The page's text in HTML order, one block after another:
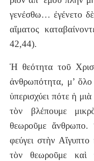
γενέσθω… ἐγένετο
αἵματος
42,44).
Ἡ θεότητα τοῦ
ἀνθρωπότητα, μ’ ὅλο
ὑπερισχύει πότε ἡ
τὸν βλέπουμε
θεωροῦμε
φεύγει στὴν
τὸν θεωροῦμε